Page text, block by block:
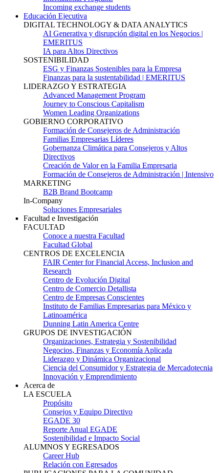
Incoming exchange students
Educación Ejecutiva
DIGITAL TECHNOLOGY & DATA ANALYTICS
AI Generativa y disrupción digital en los Negocios |
EMERITUS
IA para Altos Directivos
SOSTENIBILIDAD
ESG y Finanzas Sostenibles para la Empresa
Finanzas para la sustentabilidad | EMERITUS
LIDERAZGO Y ESTRATEGIA
Advanced Management Program
Journey to Conscious Capitalism
Women Leading Organizations
GOBIERNO CORPORATIVO
Formación de Consejeros de Administración
Familias Empresarias Líderes
Gobernanza Climática para Consejeros y Altos
Directivos
Creación de Valor en la Familia Empresaria
Formación de Consejeros de Administración | Intensivo
MARKETING
B2B Brand Bootcamp
In-Company
Soluciones Empresariales
Facultad e Investigación
FACULTAD
Conoce a nuestra Facultad
Facultad Global
CENTROS DE EXCELENCIA
FAIR Center for Financial Access, Inclusion and
Research
Centro de Evolución Digital
Centro de Comercio Detallista
Centro de Empresas Conscientes
Instituto de Familias Empresarias para México y
Latinoamérica
Dunning Latin America Centre
GRUPOS DE INVESTIGACIÓN
Organizaciones, Estrategia y Sostenibilidad
Negocios, Finanzas y Economía Aplicada
Liderazgo y Dinámica Organizacional
Ciencia del Consumidor y Estrategia de Mercadotecnia
Innovación y Emprendimiento
Acerca de
LA ESCUELA
Propósito
Consejos y Equipo Directivo
EGADE 30
Reporte Anual EGADE
Sostenibilidad e Impacto Social
ALUMNOS Y EGRESADOS
Career Hub
Relación con Egresados